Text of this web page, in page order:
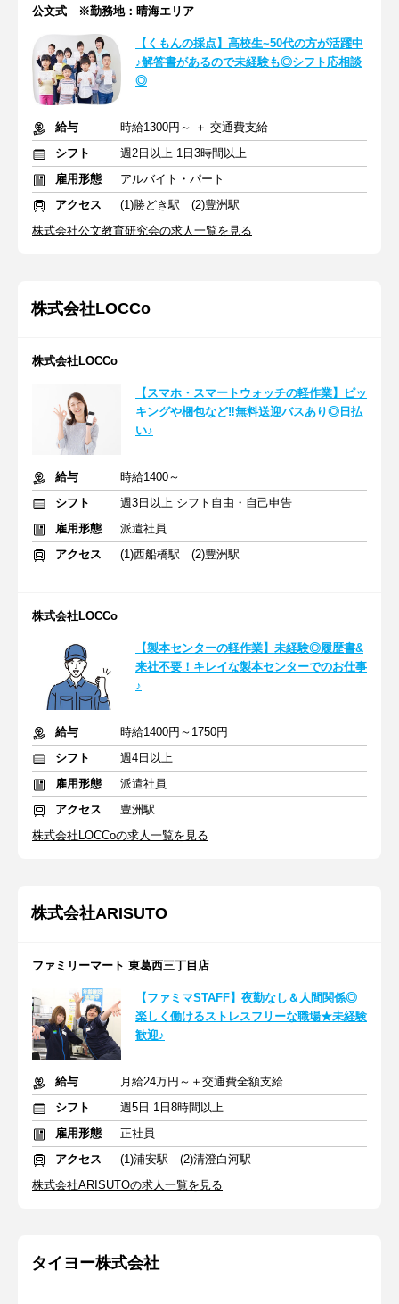
公文式 ※勤務地：晴海エリア
【くもんの採点】高校生~50代の方が活躍中
♪解答書があるので未経験も◎シフト応相談
◎
給与
時給1300円～ ＋ 交通費支給
シフト
週2日以上 1日3時間以上
雇用形態
アルバイト・パート
アクセス
(1)勝どき駅 (2)豊洲駅
株式会社公文教育研究会の求人一覧を見る
株式会社LOCCo
株式会社LOCCo
【スマホ・スマートウォッチの軽作業】ピッ
キングや梱包など‼無料送迎バスあり◎日払
い♪
給与
時給1400～
シフト
週3日以上 シフト自由・自己申告
雇用形態
派遣社員
アクセス
(1)西船橋駅 (2)豊洲駅
株式会社LOCCo
【製本センターの軽作業】未経験◎履歴書&
来社不要！キレイな製本センターでのお仕事
♪
給与
時給1400円～1750円
シフト
週4日以上
雇用形態
派遣社員
アクセス
豊洲駅
株式会社LOCCoの求人一覧を見る
株式会社ARISUTO
ファミリーマート 東葛西三丁目店
【ファミマSTAFF】夜勤なし＆人間関係◎
楽しく働けるストレスフリーな職場★未経験
歓迎♪
給与
月給24万円～＋交通費全額支給
シフト
週5日 1日8時間以上
雇用形態
正社員
アクセス
(1)浦安駅 (2)清澄白河駅
株式会社ARISUTOの求人一覧を見る
タイヨー株式会社